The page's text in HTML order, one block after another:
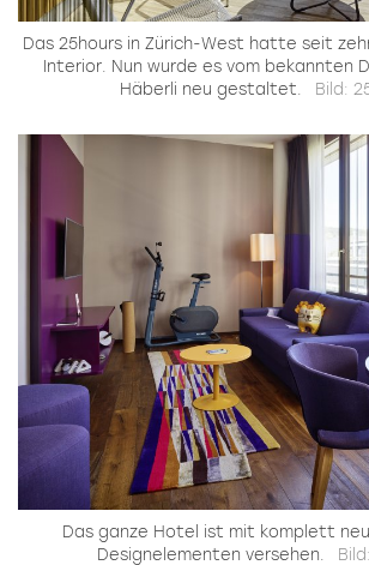
Das 25hours in Zürich-West hatte seit
Interior. Nun wurde es vom bekannten
Häberli neu gestaltet.
Bild:
Das ganze Hotel ist mit komplett
Designelementen versehen.